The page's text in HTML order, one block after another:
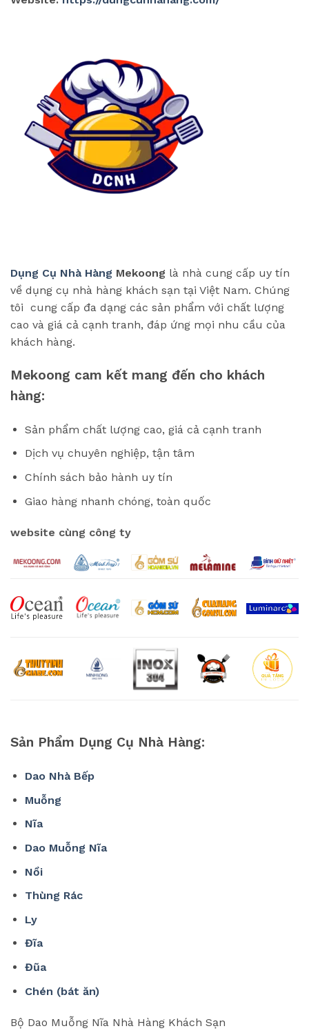
Dụng Cụ Nhà Hàng Mekoong là nhà cung cấp uy tín
về dụng cụ nhà hàng khách sạn tại Việt Nam. Chúng
tôi cung cấp đa dạng các sản phẩm với chất lượng
cao và giá cả cạnh tranh, đáp ứng mọi nhu cầu của
khách hàng.
Mekoong cam kết mang đến cho khách
hàng:
Sản phẩm chất lượng cao, giá cả cạnh tranh
Dịch vụ chuyên nghiệp, tận tâm
Chính sách bảo hành uy tín
Giao hàng nhanh chóng, toàn quốc
website cùng công ty
Sản Phẩm Dụng Cụ Nhà Hàng:
Dao Nhà Bếp
Muỗng
Nĩa
Dao Muỗng Nĩa
Nồi
Thùng Rác
Ly
Đĩa
Đũa
Chén (bát ăn)
Bộ Dao Muỗng Nĩa Nhà Hàng Khách Sạn